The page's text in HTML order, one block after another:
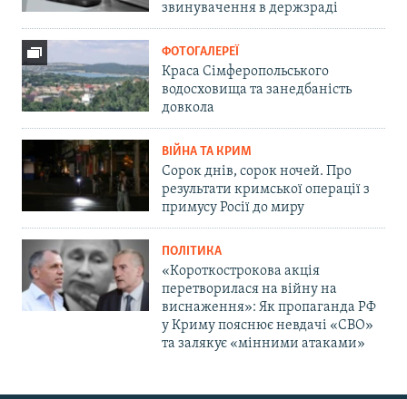
звинувачення в держзраді
ФОТОГАЛЕРЕЇ
Краса Сімферопольського
водосховища та занедбаність
довкола
ВІЙНА ТА КРИМ
Сорок днів, сорок ночей. Про
результати кримської операції з
примусу Росії до миру
ПОЛІТИКА
«Короткострокова акція
перетворилася на війну на
виснаження»: Як пропаганда РФ
у Криму пояснює невдачі «СВО»
та залякує «мінними атаками»